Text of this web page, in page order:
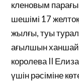
кленовым
шешімі 17
жылғы, туы
ағылшын
королева II
үшін рәсіміне